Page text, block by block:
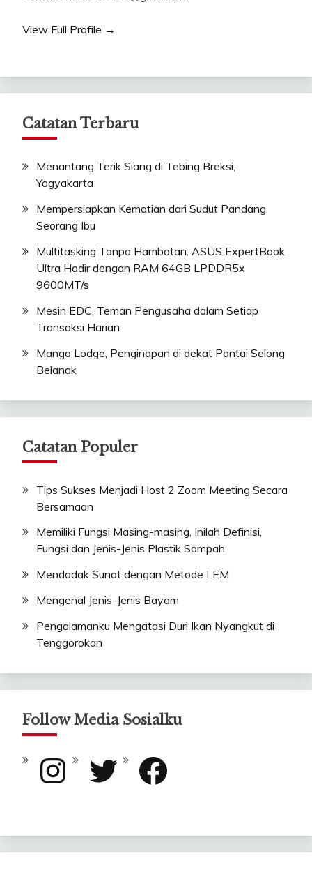
View Full Profile →
Catatan Terbaru
Menantang Terik Siang di Tebing Breksi,
Yogyakarta
Mempersiapkan Kematian dari Sudut Pandang
Seorang Ibu
Multitasking Tanpa Hambatan: ASUS ExpertBook
Ultra Hadir dengan RAM 64GB LPDDR5x
9600MT/s
Mesin EDC, Teman Pengusaha dalam Setiap
Transaksi Harian
Mango Lodge, Penginapan di dekat Pantai Selong
Belanak
Catatan Populer
Tips Sukses Menjadi Host 2 Zoom Meeting Secara
Bersamaan
Memiliki Fungsi Masing-masing, Inilah Definisi,
Fungsi dan Jenis-Jenis Plastik Sampah
Mendadak Sunat dengan Metode LEM
Mengenal Jenis-Jenis Bayam
Pengalamanku Mengatasi Duri Ikan Nyangkut di
Tenggorokan
Follow Media Sosialku
Instagram Twitter Facebook